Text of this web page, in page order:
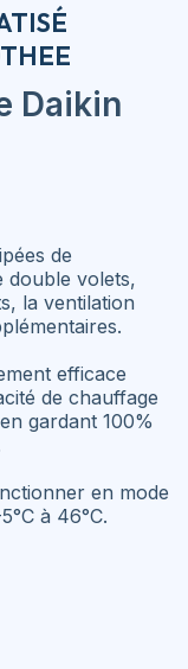
Daikin
de
double volets,
la ventilation
efficace
de chauffage
gardant 100%
en mode
à 46°C.